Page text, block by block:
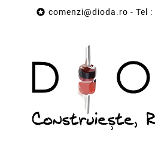
 comenzi@dioda.ro - Tel